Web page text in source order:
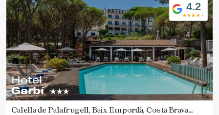
4.2
Hotel
Garbí
Calella de Palafrugell, Baix Empordà, Costa Brava